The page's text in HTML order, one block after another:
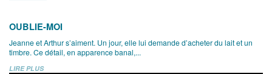
OUBLIE-MOI
Jeanne et Arthur s’aiment. Un jour, elle lui demande d’acheter du lait et un
timbre. Ce détail, en apparence banal,...
LIRE PLUS